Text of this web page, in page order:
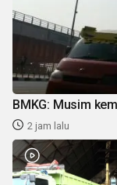
BMKG: Musim
2 jam lalu